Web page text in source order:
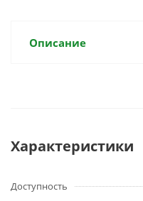
Описание
Характеристики
Доступность